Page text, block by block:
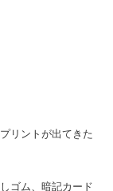
リントが出てきた
ゴム、暗記カード